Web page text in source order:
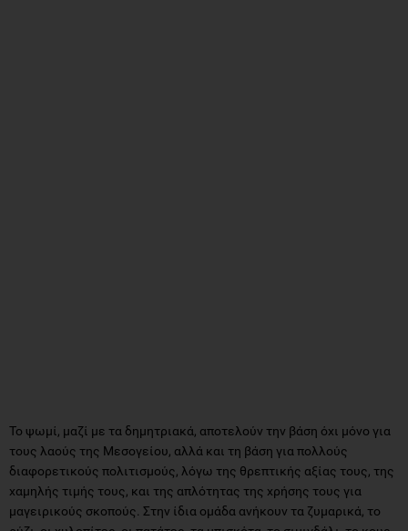
Το ψωμί, μαζί με τα δημητριακά, αποτελούν την βάση όχι μόνο για
τους λαούς της Μεσογείου, αλλά και τη βάση για πολλούς
διαφορετικούς πολιτισμούς, λόγω της θρεπτικής αξίας τους, της
χαμηλής τιμής τους, και της απλότητας της χρήσης τους για
μαγειρικούς σκοπούς. Στην ίδια ομάδα ανήκουν τα ζυμαρικά, το